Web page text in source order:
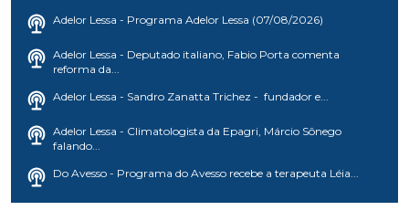
Adelor Lessa - Programa Adelor Lessa (07/08/2026)
Adelor Lessa - Deputado italiano, Fabio Porta comenta
reforma da...
Adelor Lessa - Sandro Zanatta Trichez - fundador e...
Adelor Lessa - Climatologista da Epagri, Márcio Sônego
falando...
Do Avesso - Programa do Avesso recebe a terapeuta Léia...